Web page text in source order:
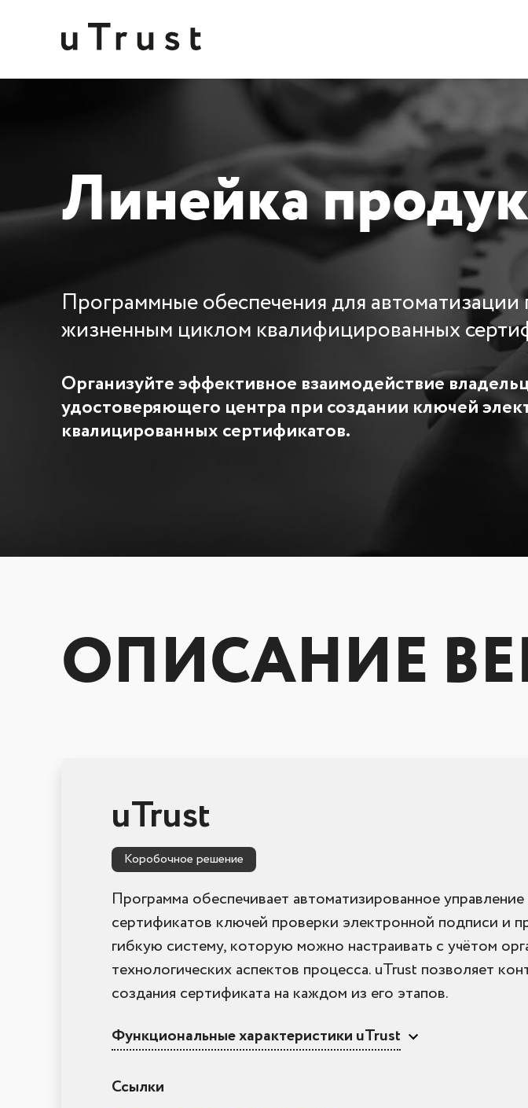
Линейка
Программные обеспечения для автоматизации
жизненным циклом квалифицированных
Организуйте эффективное взаимодействие
удостоверяющего центра при создании ключей
квалицированных сертификатов.
ОПИСАНИЕ
uTrust
Коробочное решение
Программа обеспечивает автоматизированное
сертификатов ключей проверки электронной подписи и
гибкую систему, которую можно настраивать с учётом
технологических аспектов процесса. uTrust позволяет
создания сертификата на каждом из его этапов.
Функциональные характеристики uTrust
Ссылки